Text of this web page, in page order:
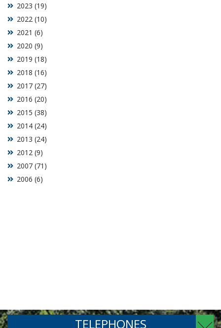
2006 (6)
2007 (71)
2012 (9)
2013 (24)
2014 (24)
2015 (38)
2016 (20)
2017 (27)
2018 (16)
2019 (18)
2020 (9)
2021 (6)
2022 (10)
2023 (19)
TELEPHONES